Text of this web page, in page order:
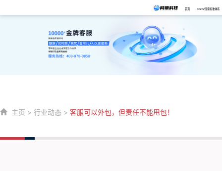
首页 CSPS/国家标准体系
主页 > 行业动态 > 客服可以外包，但责任不能甩包！